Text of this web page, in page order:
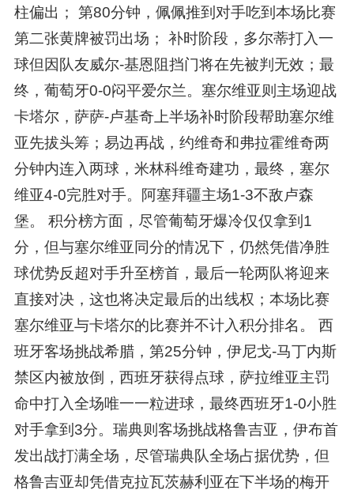
柱偏出； 第80分钟，佩佩推到对手吃到本场比赛
第二张黄牌被罚出场； 补时阶段，多尔蒂打入一
球但因队友威尔-基恩阻挡门将在先被判无效；最
终，葡萄牙0-0闷平爱尔兰。塞尔维亚则主场迎战
卡塔尔，萨萨-卢基奇上半场补时阶段帮助塞尔维
亚先拔头筹；易边再战，约维奇和弗拉霍维奇两
分钟内连入两球，米林科维奇建功，最终，塞尔
维亚4-0完胜对手。阿塞拜疆主场1-3不敌卢森
堡。 积分榜方面，尽管葡萄牙爆冷仅仅拿到1
分，但与塞尔维亚同分的情况下，仍然凭借净胜
球优势反超对手升至榜首，最后一轮两队将迎来
直接对决，这也将决定最后的出线权；本场比赛
塞尔维亚与卡塔尔的比赛并不计入积分排名。 西
班牙客场挑战希腊，第25分钟，伊尼戈-马丁内斯
禁区内被放倒，西班牙获得点球，萨拉维亚主罚
命中打入全场唯一一粒进球，最终西班牙1-0小胜
对手拿到3分。瑞典则客场挑战格鲁吉亚，伊布首
发出战打满全场，尽管瑞典队全场占据优势，但
格鲁吉亚却凭借克拉瓦茨赫利亚在下半场的梅开